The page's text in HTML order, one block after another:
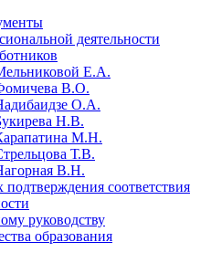
деятельности
Е.А.
В.О.
О.А.
Н.В.
М.Н.
Т.В.
В.Н.
подтверждения соответствия
руководству
образования